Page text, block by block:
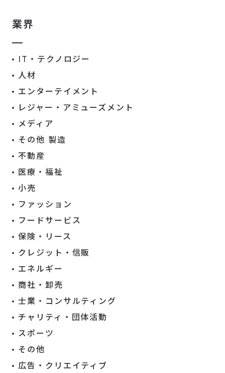
業界
IT・テクノロジー
人材
エンターテイメント
レジャー・アミューズメント
メディア
その他 製造
不動産
医療・福祉
小売
ファッション
フードサービス
保険・リース
クレジット・信販
エネルギー
商社・卸売
士業・コンサルティング
チャリティ・団体活動
スポーツ
その他
広告・クリエイティブ